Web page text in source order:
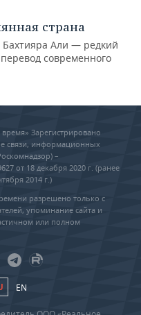
страна
Бахтияра Али — редкий
современного
Зарегистрировано
связи, информационных
–
от 18 декабря 2020 г. (ранее
2014 г.)
разрешено только с
упоминание сайта и
или полном
EN